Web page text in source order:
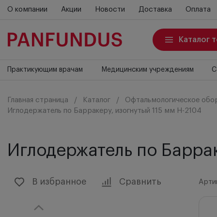
О компании Акции Новости Доставка Оплата
Каталог
Практикующим врачам Медицинским учреждениям
Главная страница Каталог
Офтальмологическое
Иглодержатель по Барракеру, изогнутый 115 мм H-2104
Иглодержатель по
В избранное Сравнить